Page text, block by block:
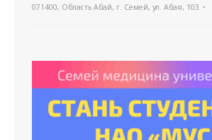
071400, Область Абай, г. Семей, ул. Абая, 103